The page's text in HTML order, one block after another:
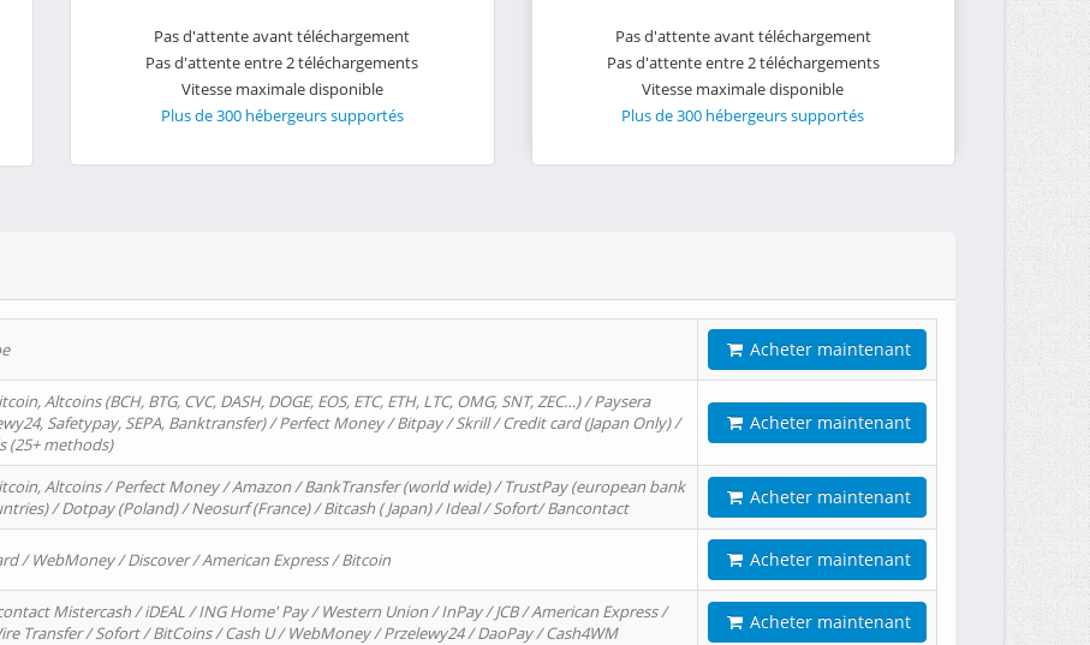
Pas d'attente avant téléchargement
Pas d'attente entre 2 téléchargements
Vitesse maximale disponible
Plus de 300 hébergeurs supportés
Pas d'attente avant téléchargement
Pas d'attente entre 2 téléchargements
Vitesse maximale disponible
Plus de 300 hébergeurs supportés
Acheter maintenant
Altcoins (BCH, BTG, CVC, DASH, DOGE, EOS, ETC, ETH, LTC, OMG, SNT, ZEC…) / Paysera
Safetypay, SEPA, Banktransfer) / Perfect Money / Bitpay / Skrill / Credit card (Japan Only) /
(25+ methods)
Acheter maintenant
Altcoins / Perfect Money / Amazon / BankTransfer (world wide) / TrustPay (european bank
/ Dotpay (Poland) / Neosurf (France) / Bitcash ( Japan) / Ideal / Sofort/ Bancontact
Acheter maintenant
/ WebMoney / Discover / American Express / Bitcoin Acheter maintenant
Mistercash / iDEAL / ING Home' Pay / Western Union / InPay / JCB / American Express /
Transfer / Sofort / BitCoins / Cash U / WebMoney / Przelewy24 / DaoPay / Cash4WM
Acheter maintenant